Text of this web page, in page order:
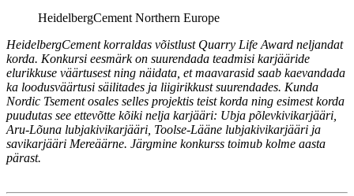
HeidelbergCement Northern Europe
HeidelbergCement korraldas võistlust Quarry Life Award neljandat
korda. Konkursi eesmärk on suurendada teadmisi karjääride
elurikkuse väärtusest ning näidata, et maavarasid saab kaevandada
ka loodusväärtusi säilitades ja liigirikkust suurendades. Kunda
Nordic Tsement osales selles projektis teist korda ning esimest korda
puudutas see ettevõtte kõiki nelja karjääri: Ubja põlevkivikarjääri,
Aru-Lõuna lubjakivikarjääri, Toolse-Lääne lubjakivikarjääri ja
savikarjääri Mereäärne. Järgmine konkurss toimub kolme aasta
pärast.